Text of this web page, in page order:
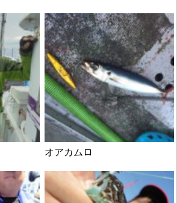
オアカムロ